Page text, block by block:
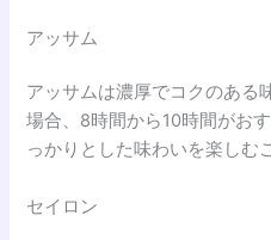
アッサム
アッサムは濃厚でコクのある
場合、8時間から10時間がお
っかりとした味わいを楽しむ
セイロン